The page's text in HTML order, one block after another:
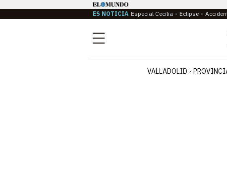
ES NOTICIA Especial Cecilia Eclipse
Menú
VALLADOLID